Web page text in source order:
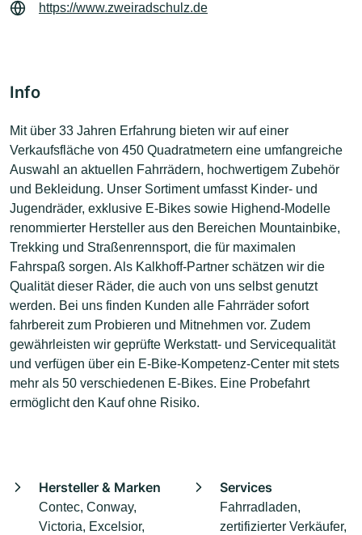
https://www.zweiradschulz.de
Info
Mit über 33 Jahren Erfahrung bieten wir auf einer
Verkaufsfläche von 450 Quadratmetern eine umfangreiche
Auswahl an aktuellen Fahrrädern, hochwertigem Zubehör
und Bekleidung. Unser Sortiment umfasst Kinder- und
Jugendräder, exklusive E-Bikes sowie Highend-Modelle
renommierter Hersteller aus den Bereichen Mountainbike,
Trekking und Straßenrennsport, die für maximalen
Fahrspaß sorgen. Als Kalkhoff-Partner schätzen wir die
Qualität dieser Räder, die auch von uns selbst genutzt
werden. Bei uns finden Kunden alle Fahrräder sofort
fahrbereit zum Probieren und Mitnehmen vor. Zudem
gewährleisten wir geprüfte Werkstatt- und Servicequalität
und verfügen über ein E-Bike-Kompetenz-Center mit stets
mehr als 50 verschiedenen E-Bikes. Eine Probefahrt
ermöglicht den Kauf ohne Risiko.
Hersteller & Marken
Contec, Conway,
Victoria, Excelsior,
Services
Fahrradladen,
zertifizierter Verkäufer,